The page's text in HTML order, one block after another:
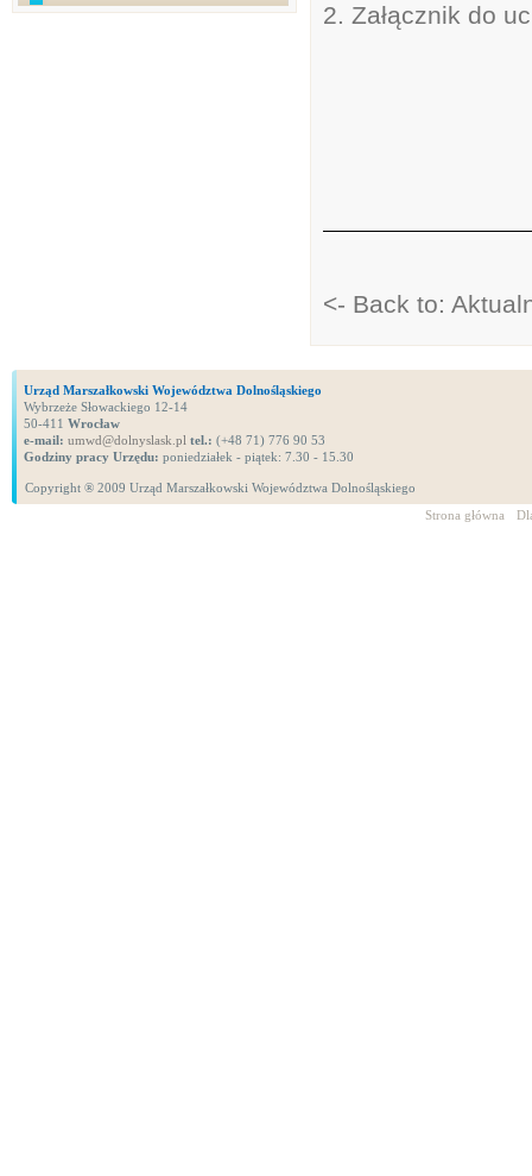
2. Załącznik do
<- Back to:
Urząd Marszałkowski Województwa Dolnośląskiego
Wybrzeże Słowackiego 12-14
50-411 Wrocław
e-mail: umwd@dolnyslask.pl tel.: (+48 71) 776 90 53
Godziny pracy Urzędu: poniedziałek - piątek: 7.30 - 15.30
Copyright ® 2009 Urząd Marszałkowski Województwa Dolnośląskiego
Strona główna